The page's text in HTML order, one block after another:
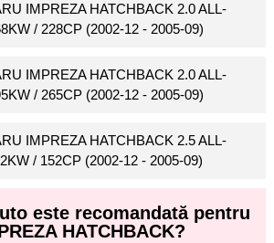
IMPREZA HATCHBACK 2.0 ALL-
/ 228CP (2002-12 - 2005-09)
IMPREZA HATCHBACK 2.0 ALL-
/ 265CP (2002-12 - 2005-09)
IMPREZA HATCHBACK 2.5 ALL-
/ 152CP (2002-12 - 2005-09)
este recomandată pentru
HATCHBACK?